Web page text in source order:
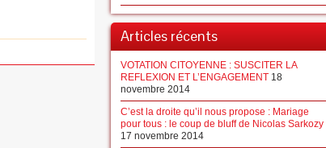
Articles récents
VOTATION CITOYENNE : SUSCITER LA
REFLEXION ET L’ENGAGEMENT 18
novembre 2014
C’est la droite qu’il nous propose : Mariage
pour tous : le coup de bluff de Nicolas Sarkozy
17 novembre 2014